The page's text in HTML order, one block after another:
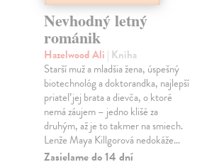
Nevhodný letný
románik
Hazelwood Ali | Kniha
Starší muž a mladšia žena, úspešný
biotechnológ a doktorandka, najlepší
priateľ jej brata a dievča, o ktoré
nemá záujem – jedno klišé za
druhým, až je to takmer na smiech.
Lenže Maya Killgorová nedokáže…
Zasielame do 14 dní